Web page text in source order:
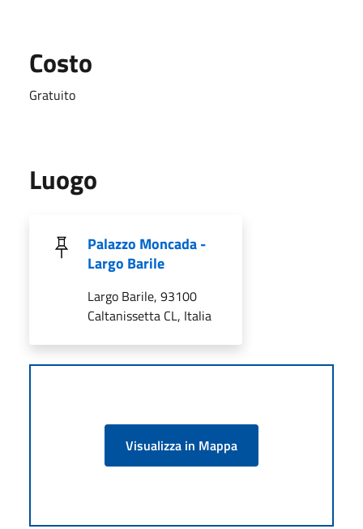
Costo
Gratuito
Luogo
Palazzo Moncada -
Largo Barile
Largo Barile, 93100
Caltanissetta CL, Italia
Visualizza in Mappa